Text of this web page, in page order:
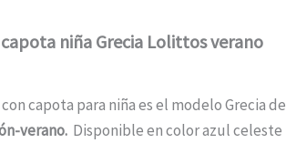
niña Grecia Lolittos verano
capota para niña es el modelo Grecia de
verano. Disponible en color azul celeste